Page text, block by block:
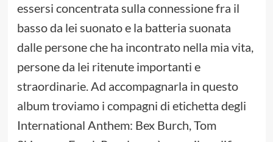
essersi concentrata sulla connessione fra il
basso da lei suonato e la batteria suonata
dalle persone che ha incontrato nella mia vita,
persone da lei ritenute importanti e
straordinarie. Ad accompagnarla in questo
album troviamo i compagni di etichetta degli
International Anthem: Bex Burch, Tom